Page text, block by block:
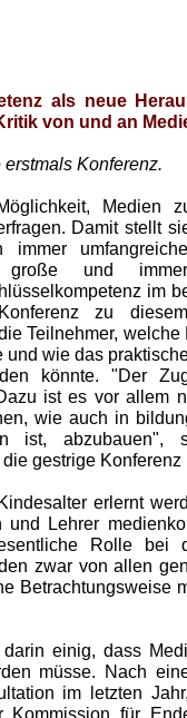
als neue
von und an
Konferenz.
Medien
Damit stellt
immer
große und
im
zu
Teilnehmer, welche
wie das
könnte. "Der
ist es vor allem
wie auch in
ist, abzubauen",
gestrige Konferenz
erlernt
Lehrer
Rolle bei
zwar von allen
Betrachtungsweise
einig, dass
müsse. Nach
im letzten
für